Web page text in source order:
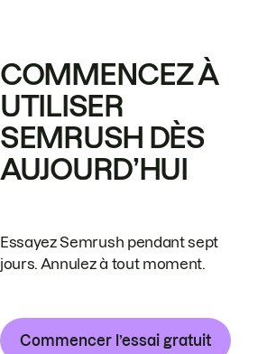
COMMENCEZ À
UTILISER
SEMRUSH DÈS
AUJOURD’HUI
Essayez Semrush pendant sept
jours. Annulez à tout moment.
Commencer l’essai gratuit